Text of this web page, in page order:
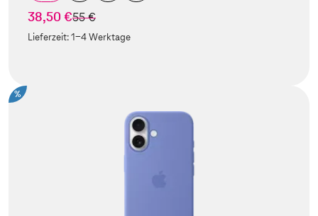
38,50 €statt
55 €
Lieferzeit:1-4 Werktage
%